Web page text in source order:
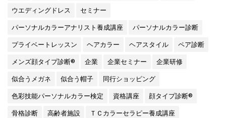
ウエディングドレス
セミナー
パーソナルカラーアナリスト養成講座
パーソナルカラー診断
プライベートレッスン
ヘアカラー ヘアスタイル
ペア診断
メンズ顔タイプ診断®
企業 企業セミナー
企業研修
似合うメガネ
似合う帽子
同行ショッピング
色彩技能パーソナルカラー検定
資格講座
顔タイプ診断®
骨格診断
高齢者施設 ＴＣカラーセラピー養成講座